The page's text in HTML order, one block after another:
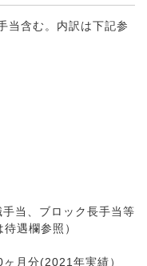
当含む。内訳は下記参
当、ブロック長手当等
遇欄参照）
月分(2021年実績）